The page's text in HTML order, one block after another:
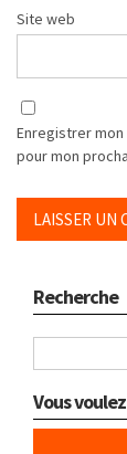
Site web
Enregistrer
pour mon
Recherche
Vous